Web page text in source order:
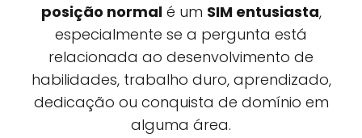
posição normalé um SIM entusiasta,
especialmente se a pergunta está
relacionada ao desenvolvimento de
habilidades, trabalho duro, aprendizado,
dedicação ou conquista de domínio em
alguma área.